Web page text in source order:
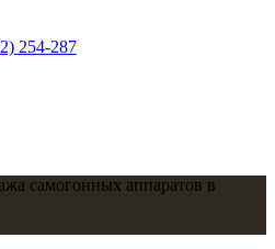
254-287
самогонных аппаратов в